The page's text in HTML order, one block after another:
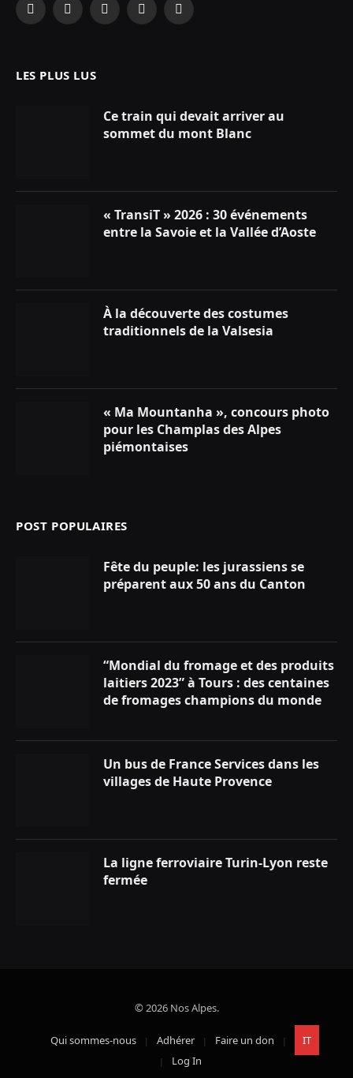
Facebook
X
InstagramYouTubeLinkedIn
LES PLUS LUS
Ce train qui devait arriver au
sommet du mont Blanc
« TransiT » 2026 : 30 événements
entre la Savoie et la Vallée d’Aoste
À la découverte des costumes
traditionnels de la Valsesia
« Ma Mountanha », concours photo
pour les Champlas des Alpes
piémontaises
POST POPULAIRES
Fête du peuple: les jurassiens se
préparent aux 50 ans du Canton
“Mondial du fromage et des produits
laitiers 2023” à Tours : des centaines
de fromages champions du monde
Un bus de France Services dans les
villages de Haute Provence
La ligne ferroviaire Turin-Lyon reste
fermée
© 2026 Nos Alpes.
Qui sommes-nous Adhérer Faire un don
IT
Log In